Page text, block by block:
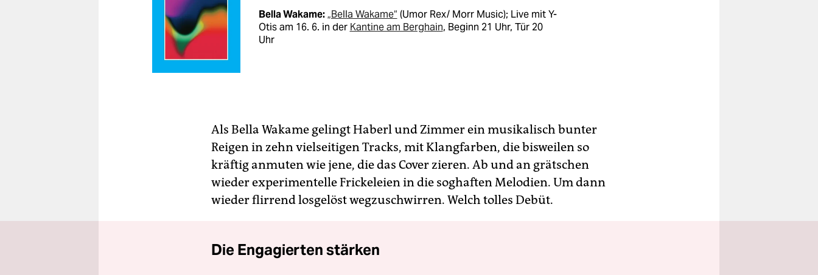
Bella Wakame: „Bella Wakame“ (Umor Rex/ Morr Music); Live mit Y-
Otis am 16. 6. in der Kantine am Berghain, Beginn 21 Uhr, Tür 20
Uhr
Als Bella Wakame gelingt Haberl und Zimmer ein musikalisch bunter
Reigen in zehn vielseitigen Tracks, mit Klangfarben, die bisweilen so
kräftig anmuten wie jene, die das Cover zieren. Ab und an grätschen
wieder experimentelle Frickeleien in die soghaften Melodien. Um dann
wieder flirrend losgelöst wegzuschwirren. Welch tolles Debüt.
Die Engagierten stärken